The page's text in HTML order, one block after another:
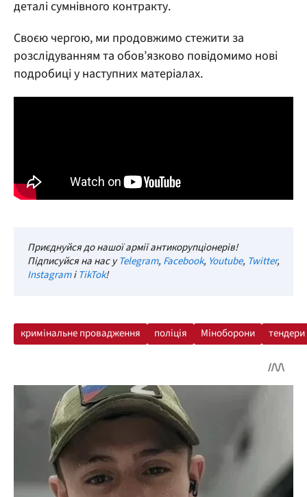
деталі сумнівного контракту.
Своєю чергою, ми продовжимо стежити за
розслідуванням та обов’язково повідомимо нові
подробиці у наступних матеріалах.
Приєднуйся до нашої армії антикорупціонерів!
Підписуйся на нас уTelegram, Facebook, Youtube, Twitter,
InstagramіTikTok!
кримінальне провадження поліція Міноборони тендери